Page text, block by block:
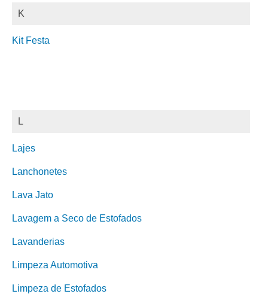
K
Kit Festa
L
Lajes
Lanchonetes
Lava Jato
Lavagem a Seco de Estofados
Lavanderias
Limpeza Automotiva
Limpeza de Estofados